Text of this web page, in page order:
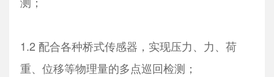
1.2 配合各种桥式传感器，实现压力、力、荷
重、位移等物理量的多点巡回检测；